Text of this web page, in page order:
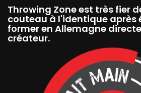
Throwing Zone est très fier
couteau à l'identique après
former en Allemagne
créateur.